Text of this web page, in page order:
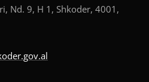
Nd. 9, H 1, Shkoder, 4001,